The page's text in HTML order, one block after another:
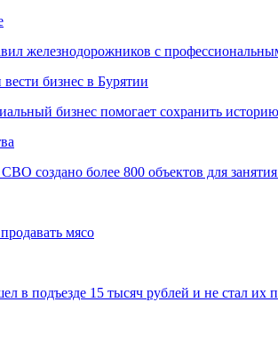
железнодорожников с
бизнес в Бурятии
бизнес помогает сохранить
создано более 800 объектов для
мясо
в подъезде 15 тысяч рублей и не стал их